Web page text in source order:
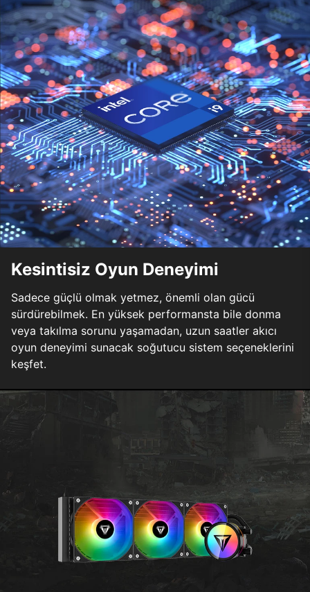
Kesintisiz Oyun Deneyimi
Sadece güçlü olmak yetmez, önemli olan gücü
sürdürebilmek. En yüksek performansta bile donma
veya takılma sorunu yaşamadan, uzun saatler akıcı
oyun deneyimi sunacak soğutucu sistem seçeneklerini
keşfet.